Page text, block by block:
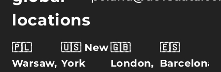
locations
🇵🇱
Warsaw,
🇺🇸 New
York
🇬🇧
London,
🇪🇸
Barcelona,